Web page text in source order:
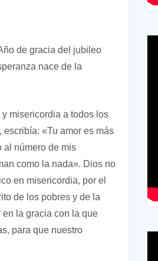
de gracia del jubileo
nace de la
misericordia a todos los
«Tu amor es más
al número de mis
como la nada». Dios no
en misericordia, por el
de los pobres y de la
la gracia con la que
para que nuestro